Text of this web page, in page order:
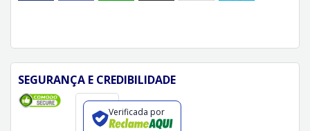
SEGURANÇA E CREDIBILIDADE
Verificada por